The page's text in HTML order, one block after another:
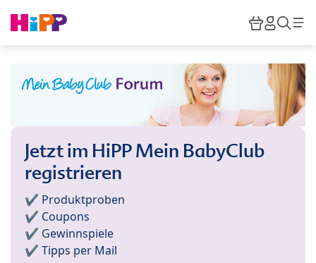
HiPP
Jetzt im HiPP Mein BabyClub
registrieren
✔️ Produktproben
✔️ Coupons
✔️ Gewinnspiele
✔️ Tipps per Mail